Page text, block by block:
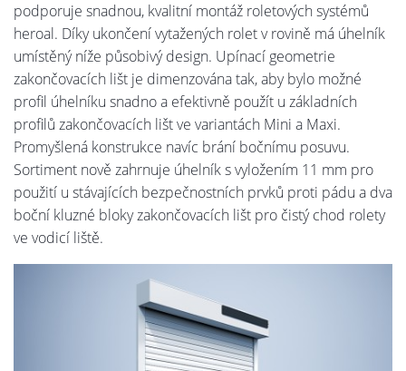
podporuje snadnou, kvalitní montáž roletových systémů
heroal. Díky ukončení vytažených rolet v rovině má úhelník
umístěný níže působivý design. Upínací geometrie
zakončovacích lišt je dimenzována tak, aby bylo možné
profil úhelníku snadno a efektivně použít u základních
profilů zakončovacích lišt ve variantách Mini a Maxi.
Promyšlená konstrukce navíc brání bočnímu posuvu.
Sortiment nově zahrnuje úhelník s vyložením 11 mm pro
použití u stávajících bezpečnostních prvků proti pádu a dva
boční kluzné bloky zakončovacích lišt pro čistý chod rolety
ve vodicí liště.